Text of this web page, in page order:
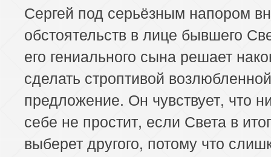
Сергей под серьёзным напором
обстоятельств в лице бывшего
его гениального сына решает
сделать строптивой возлюбленной
предложение. Он чувствует, что
себе не простит, если Света в
выберет другого, потому что